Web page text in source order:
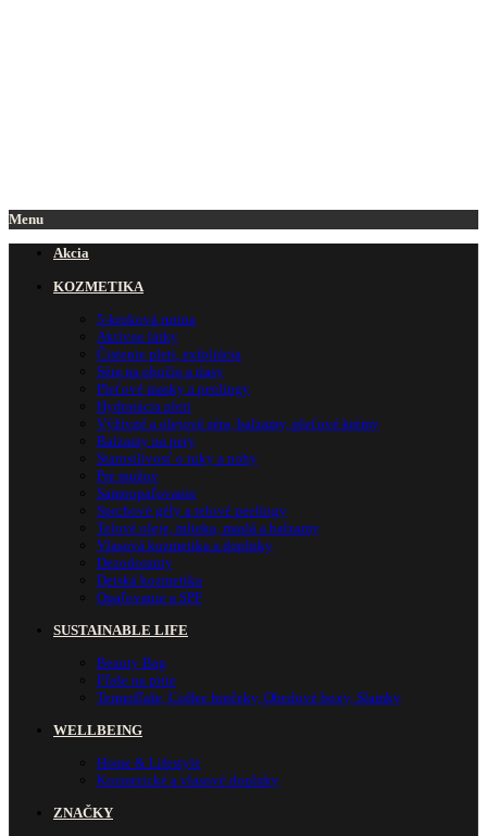
Menu
Akcia
KOZMETIKA
5-kroková rutina
Aktívne látky
Čistenie pleti, exfoliácia
Séra na obočie a riasy
Pleťové masky a peelingy
Hydratácia pleti
Výživné a olejové séra, balzamy, pleťové krémy
Balzamy na pery
Starostlivosť o ruky a nohy
Pre mužov
Samoopaľovanie
Sprchové gély a telové peelingy
Telové oleje, mlieka, maslá a balzamy
Vlasová kozmetika a doplnky
Dezodoranty
Detská kozmetika
Opaľovanie a SPF
SUSTAINABLE LIFE
Beauty Bag
Fľaše na pitie
Termofľaše, Coffee hrnčeky, Obedové boxy, Slamky
WELLBEING
Home & Lifestyle
Kozmetické a vlasové doplnky
ZNAČKY